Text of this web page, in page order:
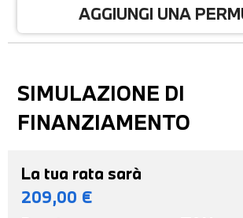
AGGIUNGI UNA
SIMULAZIONE DI
FINANZIAMENTO
La tua rata sarà
209,00 €